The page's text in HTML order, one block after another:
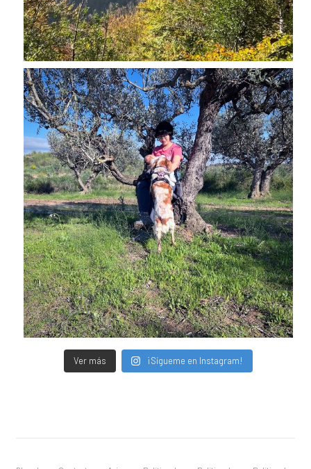
Ver más ¡Sígueme en Instagram!